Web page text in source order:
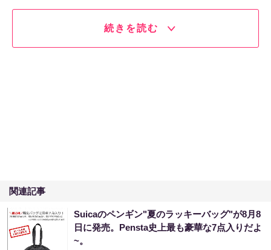
続きを読む
関連記事
Suicaのペンギン"夏のラッキーバッグ"が8月8
日に発売。Pensta史上最も豪華な7点入りだよ
~。